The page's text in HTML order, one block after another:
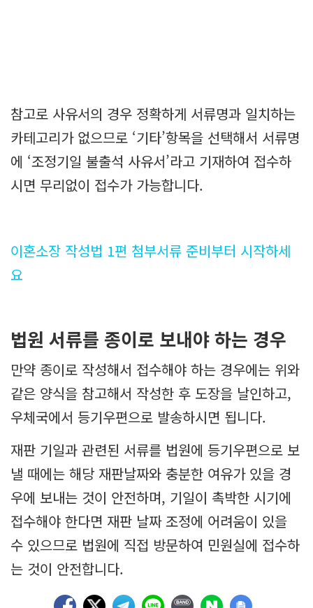
참고로 사유서의 경우 정확하게 서류명과 일치하는
카테고리가 없으므로 ‘기타’항목을 선택해서 서류명
에 ‘조정기일 불출석 사유서’라고 기재하여 접수하
시면 무리없이 접수가 가능합니다.
이혼소장 작성법 1편 첨부서류 준비부터 시작하세
요
법원 서류를 종이로 보내야 하는 경우
만약 종이로 작성해서 접수해야 하는 경우에는 위와
같은 양식을 참고해서 작성한 후 도장을 날인하고,
우체국에서 등기우편으로 발송하시면 됩니다.
재판 기일과 관련된 서류를 법원에 등기우편으로 보
낼 때에는 해당 재판날짜와 충분한 여유가 있을 경
우에 보내는 것이 안전하며, 기일이 촉박한 시기에
접수해야 한다면 재판 날짜 조정에 어려움이 있을
수 있으므로 법원에 직접 방문하여 민원실에 접수하
는 것이 안전합니다.